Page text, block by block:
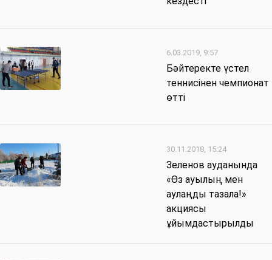
6.03.2019, 9:57
Бәйтеректе үстел
теннисінен чемпионат
өтті
30.11.2018, 15:24
Зеленов ауданында
«Өз ауылың мен
аулаңды тазала!»
акциясы
ұйымдастырылды